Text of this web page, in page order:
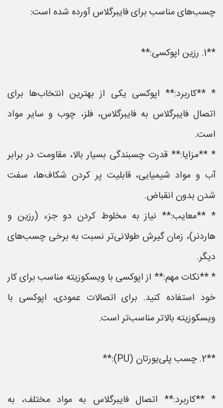
چسب‌های مناسب برای فایبرگلاس آورده شده است:
**1. رزین اپوکسی:**
* **کاربرد:** اپوکسی یکی از بهترین انتخاب‌ها برای
اتصال فایبرگلاس به فایبرگلاس، فلز، چوب و سایر مواد
است.
* **مزایا:** قدرت چسبندگی بسیار بالا، مقاومت در برابر
آب و مواد شیمیایی، قابلیت پر کردن شکاف‌ها، سفت
شدن بدون انقباض.
* **معایب:** نیاز به مخلوط کردن دو جزء (رزین و
هاردنر)، زمان گیرش طولانی‌تر نسبت به برخی چسب‌های
دیگر.
* **نکات مهم:** از اپوکسی با ویسکوزیته مناسب برای کار
خود استفاده کنید. برای اتصالات عمودی، اپوکسی با
ویسکوزیته بالاتر مناسب‌تر است.
**2. چسب پلی‌یورتان (PU):**
* **کاربرد:** اتصال فایبرگلاس به مواد مختلف، به